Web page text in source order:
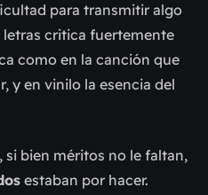
para transmitir algo
letras critica fuertemente
como en la canción que
y en vinilo la esencia del
si bien méritos no le faltan,
estaban por hacer.